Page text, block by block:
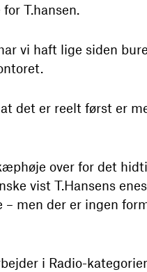
T.hansen.
vi haft lige siden
det er reelt først er
over for det
vist T.Hansens
men der er ingen
i Radio-